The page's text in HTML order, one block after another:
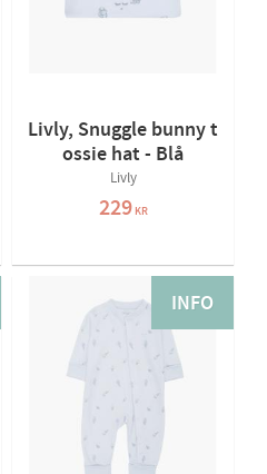
Livly, Snuggle bunny t
ossie hat - Blå
Livly
229KR
INFO